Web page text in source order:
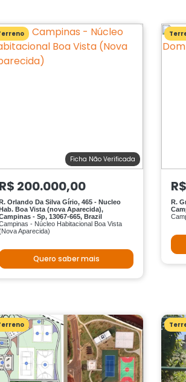
Ficha Não Verificada
R$ 200.000,00
Orlando Da Silva Gírio, 465 - Nucleo
Boa Vista (nova Aparecida),
- Sp, 13067-665, Brazil
- Núcleo Habitacional Boa Vista
Aparecida)
Quero saber mais
R.